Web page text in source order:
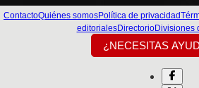
ContactoQuiénes somosPolítica de privacidad
editorialesDirectorioDivisiones
¿NECESITAS